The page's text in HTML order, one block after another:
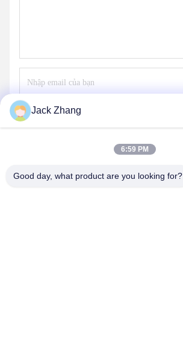
Jack Zhang
6:59 PM
Good day, what product are you looking for?